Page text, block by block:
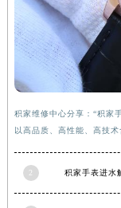
积家维修中心分享：“积家
以高品质、高性能、高技
2 积家手表进水